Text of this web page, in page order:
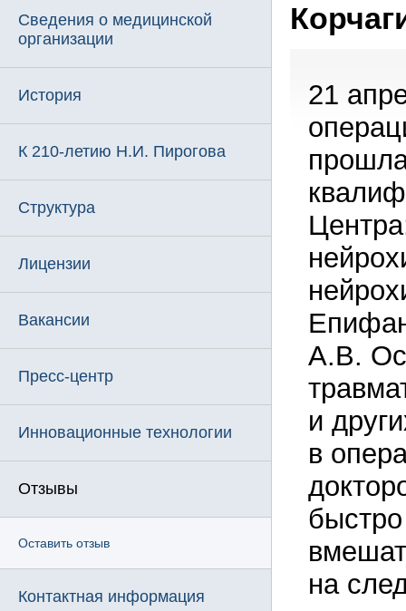
Сведения о медицинской
организации
История
К 210-летию Н.И. Пирогова
Структура
Лицензии
Вакансии
Пресс-центр
Инновационные технологии
Отзывы
Оставить отзыв
Контактная информация
21
А.В.
и
в
быстро
на